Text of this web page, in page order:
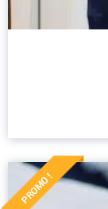
PROMO !